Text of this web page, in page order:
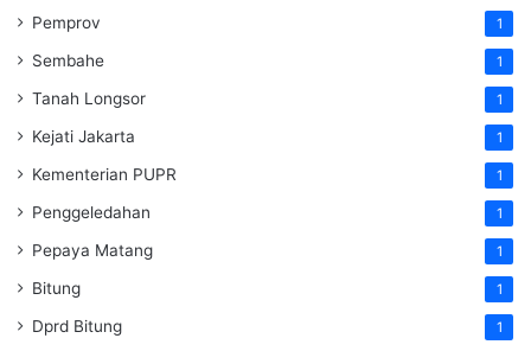
Pemprov 1
Sembahe 1
Tanah Longsor 1
Kejati Jakarta 1
Kementerian PUPR 1
Penggeledahan 1
Pepaya Matang 1
Bitung 1
Dprd Bitung 1